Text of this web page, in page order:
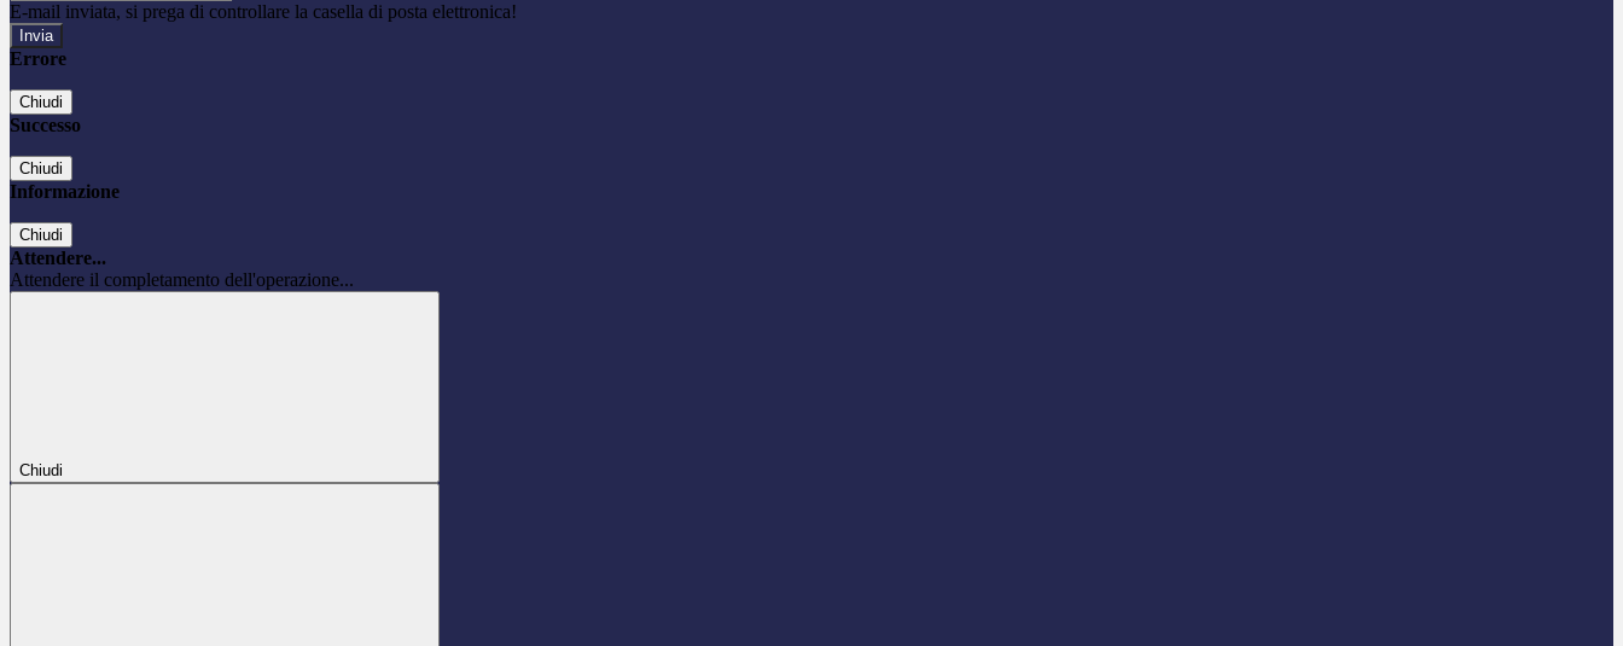
E-mail inviata, si prega di controllare la casella di posta elettronica!
Errore
Chiudi
Successo
Chiudi
Informazione
Chiudi
Attendere...
Attendere il completamento dell'operazione...
Chiudi